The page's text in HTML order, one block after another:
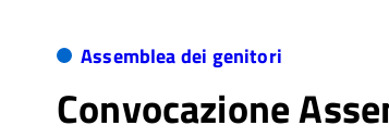
Assemblea dei genitori
Convocazione